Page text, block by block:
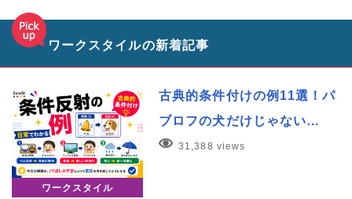
ワークスタイルの新着記事
ワークスタイル
古典的条件付けの例11選！パ
ブロフの犬だけじゃない…
31,388 views